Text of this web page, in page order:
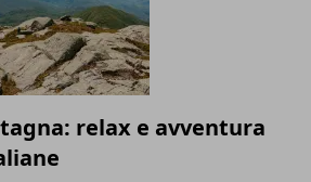
relax e avventura